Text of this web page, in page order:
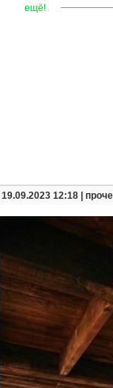
ещё! ————
19.09.2023 12:18 |